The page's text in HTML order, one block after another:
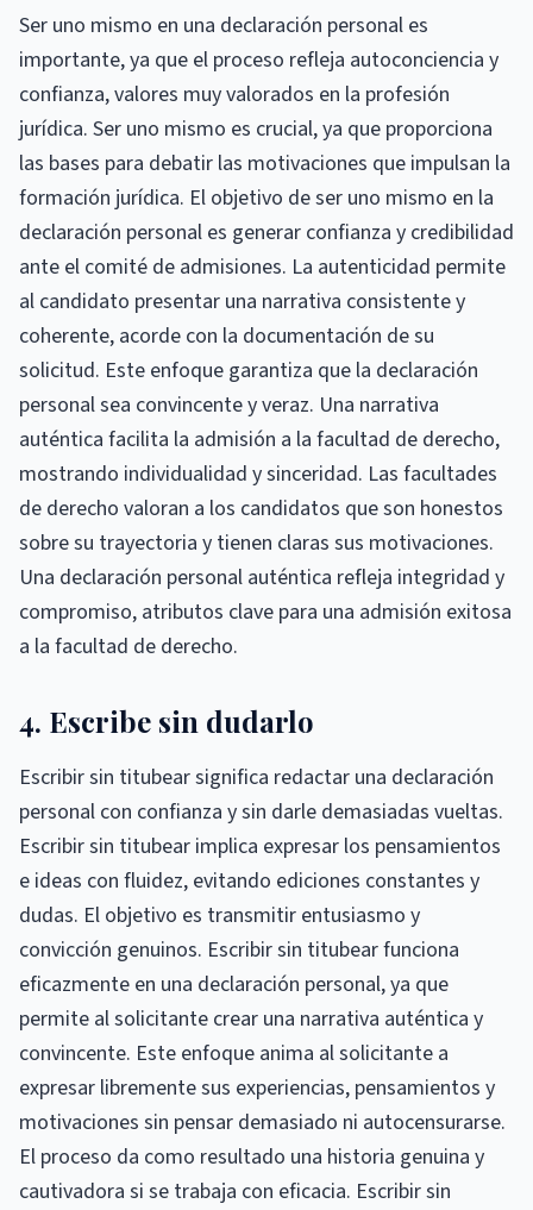
Ser uno mismo en una declaración personal es
importante, ya que el proceso refleja autoconciencia y
confianza, valores muy valorados en la profesión
jurídica. Ser uno mismo es crucial, ya que proporciona
las bases para debatir las motivaciones que impulsan la
formación jurídica. El objetivo de ser uno mismo en la
declaración personal es generar confianza y credibilidad
ante el comité de admisiones. La autenticidad permite
al candidato presentar una narrativa consistente y
coherente, acorde con la documentación de su
solicitud. Este enfoque garantiza que la declaración
personal sea convincente y veraz. Una narrativa
auténtica facilita la admisión a la facultad de derecho,
mostrando individualidad y sinceridad. Las facultades
de derecho valoran a los candidatos que son honestos
sobre su trayectoria y tienen claras sus motivaciones.
Una declaración personal auténtica refleja integridad y
compromiso, atributos clave para una admisión exitosa
a la facultad de derecho.
4. Escribe sin dudarlo
Escribir sin titubear significa redactar una declaración
personal con confianza y sin darle demasiadas vueltas.
Escribir sin titubear implica expresar los pensamientos
e ideas con fluidez, evitando ediciones constantes y
dudas. El objetivo es transmitir entusiasmo y
convicción genuinos. Escribir sin titubear funciona
eficazmente en una declaración personal, ya que
permite al solicitante crear una narrativa auténtica y
convincente. Este enfoque anima al solicitante a
expresar libremente sus experiencias, pensamientos y
motivaciones sin pensar demasiado ni autocensurarse.
El proceso da como resultado una historia genuina y
cautivadora si se trabaja con eficacia. Escribir sin